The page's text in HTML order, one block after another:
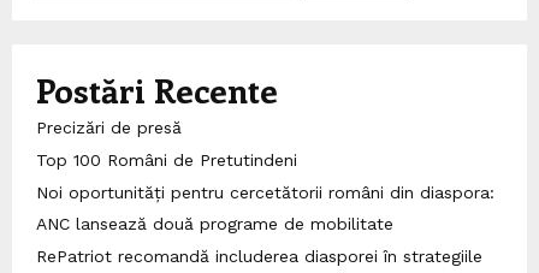
Postări Recente
Precizări de presă
Top 100 Români de Pretutindeni
Noi oportunități pentru cercetătorii români din diaspora:
ANC lansează două programe de mobilitate
RePatriot recomandă includerea diasporei în strategiile